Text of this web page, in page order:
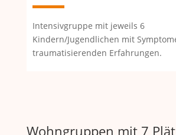
Intensivgruppe mit jeweils 6
Kindern/Jugendlichen mit
traumatisierenden Erfahrungen.
Wohngruppen mit 7